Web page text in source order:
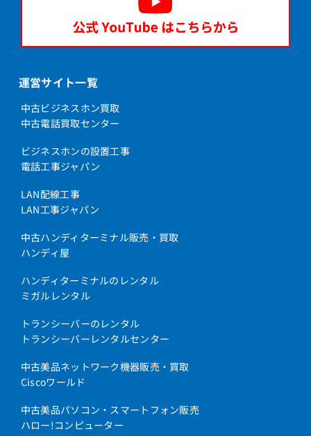
運営サイト一覧
中古ビジネスホン買取
中古電話買取センター
ビジネスホンの設置工事
電話工事ジャパン
LAN配線工事
LAN工事ジャパン
中古ハンディターミナル販売・買取
ハンディ屋
ハンディターミナルのレンタル
ミガルレンタル
トランシーバーのレンタル
トランシーバーレンタルセンター
中古美品ネットワーク機器販売・買取
Ciscoワールド
中古美品パソコン・スマートフォン販売
ハロー!コンピューター